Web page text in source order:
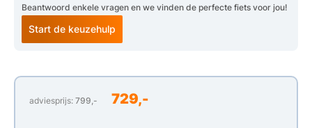
Beantwoord enkele vragen en we vinden de perfecte fiets voor jou!
Start de keuzehulp
adviesprijs: 799,- 729,-